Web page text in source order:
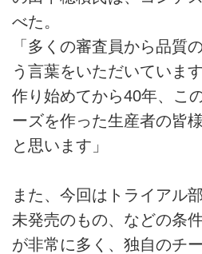
べた。
「多くの審査員から品質
う言葉をいただいていま
作り始めてから40年、こ
ーズを作った生産者の皆
と思います」
また、今回はトライアル
未発売のもの、などの条
が非常に多く、独自のチ